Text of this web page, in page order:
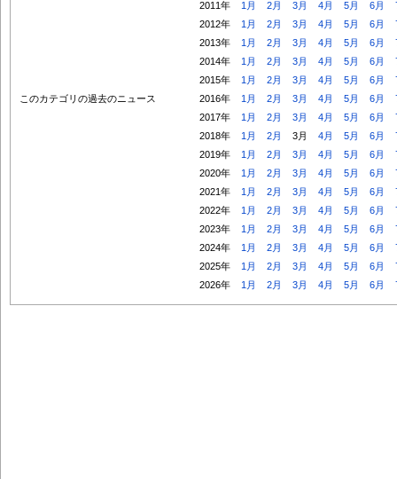
このカテゴリの過去のニュース
2011年 1月 2月 3月 4月 5月 6月
2012年
1月 2月 3月 4月 5月 6月
2013年
1月 2月 3月 4月 5月 6月
2014年
1月 2月 3月 4月 5月 6月
2015年
1月 2月 3月 4月 5月 6月
2016年
1月 2月 3月 4月 5月 6月
2017年
1月 2月 3月 4月 5月 6月
2018年
1月 2月 3月 4月 5月 6月
2019年
1月 2月 3月 4月 5月 6月
2020年
1月 2月 3月 4月 5月 6月
2021年
1月 2月 3月 4月 5月 6月
2022年
1月 2月 3月 4月 5月 6月
2023年
1月 2月 3月 4月 5月 6月
2024年
1月 2月 3月 4月 5月 6月
2025年
1月 2月 3月 4月 5月 6月
2026年
1月 2月 3月 4月 5月 6月